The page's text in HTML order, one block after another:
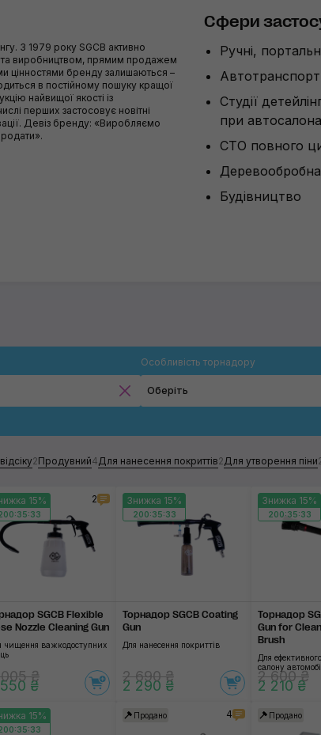
З 1979 року SGCB активно
та виробництвом, прямим продажем
цінностями бренду залишаються –
в постійному пошуку кращої
найвищої якості із
перших застосовує новітні
Девіз бренду: «Виробляємо
Сфери
Ручні,
Студії
при
СТО повного
Будівництво
Особливість торнадору
Оберіть
Для моторного відсіку
Продувний
Для нанесення покриттів
Для утворення піни
2Продувний4 Для нанесення покриттів2 Для утворення піни
15% 2
SGCB Flexible
Nozzle Cleaning Gun
чищення важкодоступних
₴
₴
Знижка 15%
200:35:32
Торнадор SGCB Coating
Gun
Для нанесення покриттів
2 690 ₴
2 290 ₴
Знижка 15%
200:35:32
Торнадор
Gun for
Brush
Для
салону
2 600 ₴
2 210 ₴
15% Продано 4 Продано